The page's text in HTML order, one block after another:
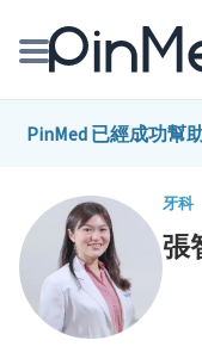
線上預約醫師、院所
醫師專欄專訪
健康主題館
PinMed 已經成功幫
牙科
張